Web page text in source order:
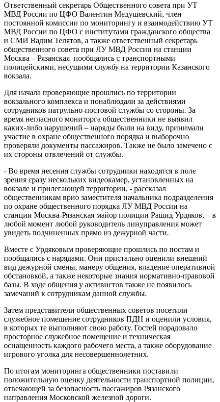
Ответственный секретарь Общественного совета при УТ
МВД России по ЦФО Валентин Медушевский, член
постоянной комиссии по мониторингу и взаимодействию УТ
МВД России по ЦФО с институтами гражданского общества
и СМИ Вадим Телятов, а также ответственный секретарь
общественного совета при ЛУ МВД России на станции
Москва – Рязанская пообщались с транспортными
полицейскими, несущими службу на территории Казанского
вокзала.
Для начала проверяющие прошлись по территории
вокзального комплекса и понаблюдали за действиями
сотрудников патрульно-постовой службы со стороны. За
время негласного мониторга общественники не выявил
каких-либо нарушений – наряды были на виду, принимали
участие в охране общественного порядка и выборочно
проверяли документы пассажиров. Также не было замечено с
их стороны отвлечений от службы.
- Во время несения службы сотрудники находятся в поле
зрения сразу нескольких видеокамер, установленных на
вокзале и прилегающей территории, - рассказал
общественникам врио заместителя начальника подразделения
по охране общественного порядка ЛУ МВД России на
станции Москва-Рязанская майор полиции Рашид Урдяков, – в
любой момент любой руководитель линуправления может
увидеть подчиненных прямо из дежурной части.
Вместе с Урдяковым проверяющие прошлись по постам и
пообщались с нарядами. Они пристально оценили внешний
вид дежурной смены, манеру общения, владение оперативной
обстановкой, а также некоторые знания нормативно-правовой
базы. В ходе общения у активистов также не появилось
замечаний к сотрудникам данной службы.
Затем представители общественных советов посетили
служебное помещение сотрудников ПДН и оценили условия,
в которых те выполняют свою работу. Гостей порадовало
просторное служебное помещение и техническая
оснащенность каждого рабочего места, а также оборудование
игрового уголка для несовершеннолетних.
По итогам мониторинга общественники поставили
положительную оценку деятельности транспортной полиции,
отвечающей за безопасность пассажиров Рязанского
направления Московской железной дороги.